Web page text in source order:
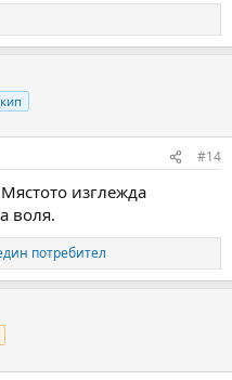
#14
изглежда
воля.
потребител